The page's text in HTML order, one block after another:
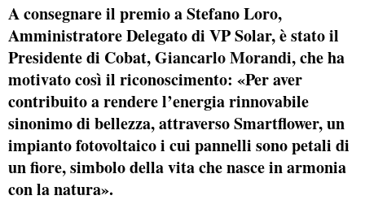
A consegnare il premio a Stefano Loro,
Amministratore Delegato di VP Solar, è stato il
Presidente di Cobat,Giancarlo Morandi, che ha
motivato così il riconoscimento: «Per aver
contribuito a rendere l’energia rinnovabile
sinonimo di bellezza, attraverso Smartflower, un
impianto fotovoltaico i cui pannelli sono petali di
un fiore, simbolo della vita che nasce in armonia
con la natura».